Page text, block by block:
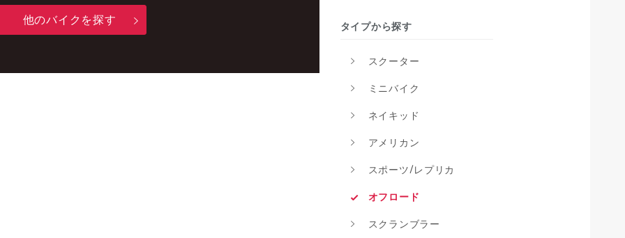
他のバイクを探す
タイプから探す
スクーター
ミニバイク
ネイキッド
アメリカン
スポーツ/レプリカ
オフロード
スクランブラー